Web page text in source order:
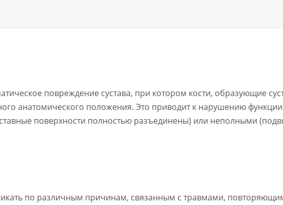
повреждение сустава, при котором кости, образующие
анатомического положения. Это приводит к нарушению
поверхности полностью разъединены) или неполными
по различным причинам, связанным с травмами,